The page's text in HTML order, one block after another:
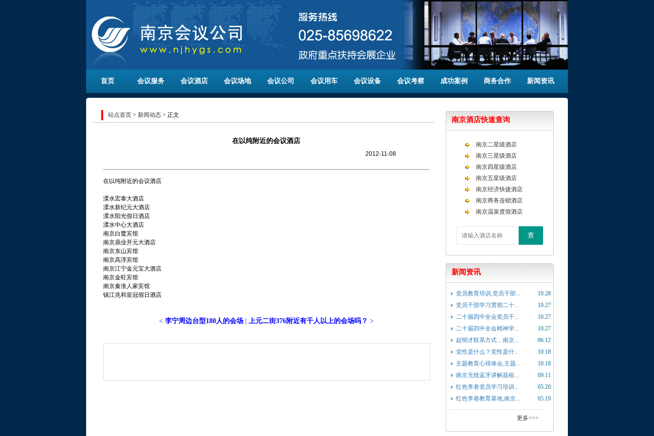
首页 会议服务 会议酒店 会议场地 会议公司 会议用车 会议设备 会议考察 成功案例 商务合作 新闻资讯
站点首页 > 新闻动态 > 正文
在以纯附近的会议酒店
2012-11-08
在以纯附近的会议酒店
溧水宏泰大酒店
溧水新纪元大酒店
溧水阳光假日酒店
溧水中心大酒店
南京白鹭宾馆
南京鼎业开元大酒店
南京东山宾馆
南京高淳宾馆
南京江宁金元宝大酒店
南京金旺宾馆
南京秦淮人家宾馆
镇江兆和皇冠假日酒店
< 李宁周边台型180人的会场| 上元二街376附近有千人以上的会场吗？ >
南京酒店快速查询
南京二星级酒店
南京三星级酒店
南京四星级酒店
南京五星级酒店
南京经济快捷酒店
南京商务连锁酒店
南京温泉度假酒店
查
新闻资讯
10.28
党员教育培训,党员干部...
10.27
党员干部学习贯彻二十...
10.27
二十届四中全会党员干...
10.27
二十届四中全会精神学...
06.12
赵明才联系方式，南京...
10.18
党性是什么？党性是什...
10.18
主题教育心得体会,主题...
09.11
南京无线蓝牙讲解器租...
05.20
红色李巷党员学习培训...
05.19
红色李巷教育基地,南京...
更多>>>